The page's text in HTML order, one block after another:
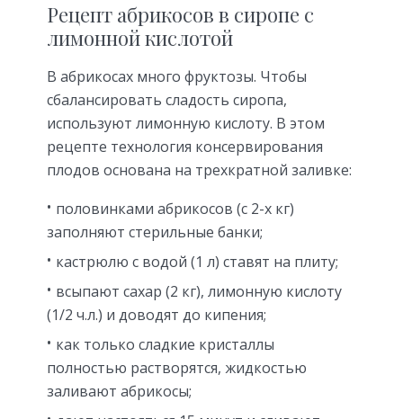
Рецепт абрикосов в сиропе с
лимонной кислотой
В абрикосах много фруктозы. Чтобы
сбалансировать сладость сиропа,
используют лимонную кислоту. В этом
рецепте технология консервирования
плодов основана на трехкратной заливке:
половинками абрикосов (с 2-х кг)
заполняют стерильные банки;
кастрюлю с водой (1 л) ставят на плиту;
всыпают сахар (2 кг), лимонную кислоту
(1/2 ч.л.) и доводят до кипения;
как только сладкие кристаллы
полностью растворятся, жидкостью
заливают абрикосы;